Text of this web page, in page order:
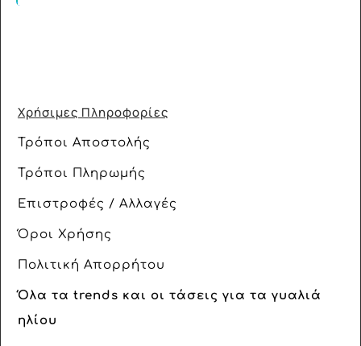
Χρήσιμες Πληροφορίες
Τρόποι Αποστολής
Τρόποι Πληρωμής
Επιστροφές / Αλλαγές
Όροι Χρήσης
Πολιτική Απορρήτου
Όλα τα trends και οι τάσεις για τα γυαλιά
ηλίου